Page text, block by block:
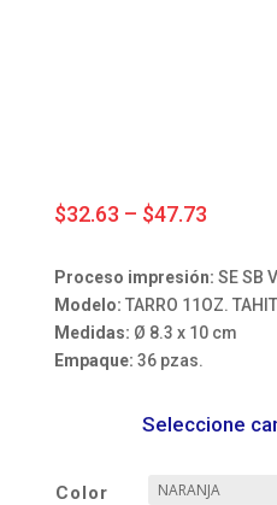
$32.63 – $47.73Price
$32.63
$47.73
Proceso impresión: SE SB
Modelo: TARRO 11OZ.
Medidas: Ø 8.3 x 10 cm
Empaque: 36 pzas.
Seleccione
Color